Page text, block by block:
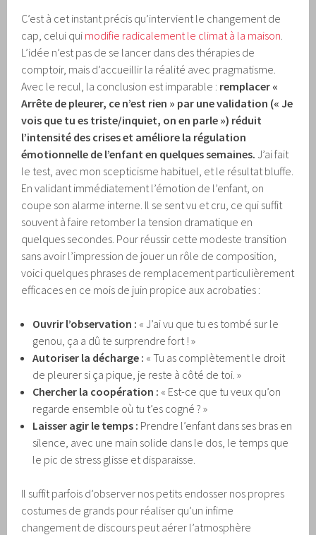
C’est à cet instant précis qu’intervient le changement de
cap, celui qui modifie radicalement le climat à la maison
L’idée n’est pas de se lancer dans des thérapies de
comptoir, mais d’accueillir la réalité avec pragmatisme.
Avec le recul, la conclusion est imparable : remplacer «
Arrête de pleurer, ce n’est rien » par une validation (« Je
vois que tu es triste/inquiet, on en parle ») réduit
l’intensité des crises et améliore la régulation
émotionnelle de l’enfant en quelques semaines. J’ai fait
le test, avec mon scepticisme habituel, et le résultat bluffe.
En validant immédiatement l’émotion de l’enfant, on
coupe son alarme interne. Il se sent vu et cru, ce qui suffit
souvent à faire retomber la tension dramatique en
quelques secondes. Pour réussir cette modeste transition
sans avoir l’impression de jouer un rôle de composition,
voici quelques phrases de remplacement particulièrement
efficaces en ce mois de juin propice aux acrobaties :
Ouvrir l’observation : « J’ai vu que tu es tombé sur le
genou, ça a dû te surprendre fort ! »
Autoriser la décharge : « Tu as complètement le droit
de pleurer si ça pique, je reste à côté de toi. »
Chercher la coopération : « Est-ce que tu veux qu’on
regarde ensemble où tu t’es cogné ? »
Laisser agir le temps : Prendre l’enfant dans ses bras en
silence, avec une main solide dans le dos, le temps que
le pic de stress glisse et disparaisse.
Il suffit parfois d’observer nos petits endosser nos propres
costumes de grands pour réaliser qu’un infime
changement de discours peut aérer l’atmosphère